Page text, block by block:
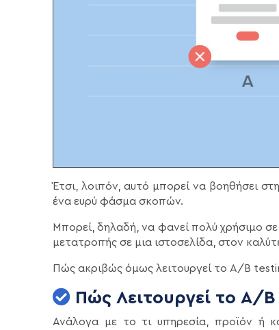
Έτσι, λοιπόν, αυτό μπορεί να βοηθήσει
ένα ευρύ φάσμα σκοπών.
Μπορεί, δηλαδή, να φανεί πολύ χρήσιμο
μετατροπής σε μια ιστοσελίδα, στον
Πώς ακριβώς όμως λειτουργεί το A/B
Πώς Λειτουργεί το A/
Ανάλογα με το τι υπηρεσία, προϊόν ή